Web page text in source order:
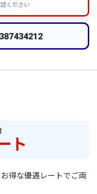
ください
ト
得な優遇レートでご両